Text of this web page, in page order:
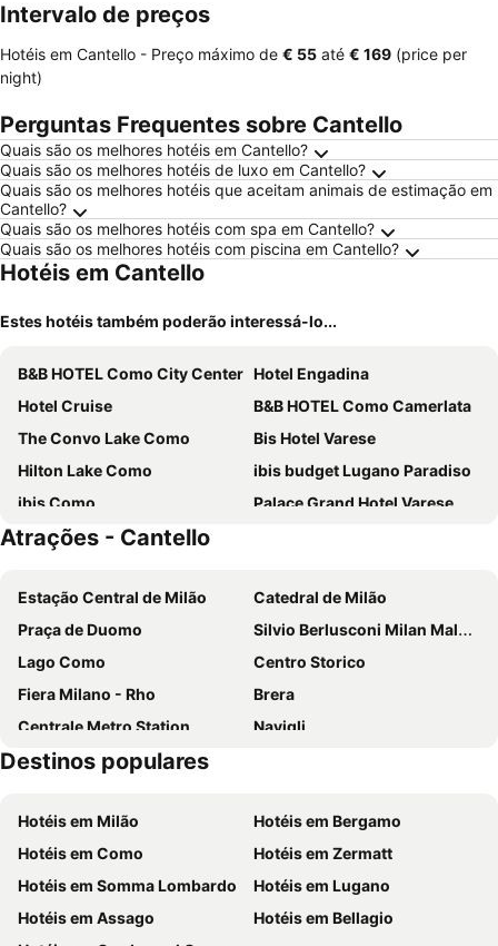
Intervalo de preços
Hotéis em Cantello - Preço máximo de ‎€ 55 até ‎€ 169 (price per
night)
Perguntas Frequentes sobre Cantello
Quais são os melhores hotéis em Cantello?
Quais são os melhores hotéis de luxo em Cantello?
Quais são os melhores hotéis que aceitam animais de estimação em
Cantello?
Quais são os melhores hotéis com spa em Cantello?
Quais são os melhores hotéis com piscina em Cantello?
Hotéis em Cantello
Estes hotéis também poderão interessá-lo...
B&B HOTEL Como City Center Hotel Engadina
Hotel Cruise
B&B HOTEL Como Camerlata
The Convo Lake Como
Bis Hotel Varese
Hilton Lake Como
ibis budget Lugano Paradiso
ibis Como
Palace Grand Hotel Varese
Villa d'Este
Hotel Metropole Suisse
Hotel Rossovino Como
Sheraton Lake Como Hotel
Albergo Firenze
Hotel Delle Fiere
Albergo Ristorante La Palma
Hotel Campione
Park Hotel Meublé
Hotel Como
Just Hotel Lomazzo Fiera
Park Hotel Principe
Hotel Il Canneto
Hotel La Peonía
Hotel Borgovico
Mandarin Oriental, Lago di Como
Hotel Villa Flori
Nuvole Garden Hotel
Grand Hotel Campione
Stay Hotel
Atrações - Cantello
Estação Central de Milão
Catedral de Milão
Praça de Duomo
Silvio Berlusconi Milan Malpensa Airport
Lago Como
Centro Storico
Fiera Milano - Rho
Brera
Centrale Metro Station
Navigli
San Siro
San Siro Stadio Metro Station
Teatro alla Scala
Cadorna – Triennale Metro Station
Porta Romana
Porta Garibaldi
Porta Venezia
Varese Centro Storico
Premiata gnoccheria e risotteria
Destinos populares
Hotéis em Milão
Hotéis em Bergamo
Hotéis em Como
Hotéis em Zermatt
Hotéis em Somma Lombardo
Hotéis em Lugano
Hotéis em Assago
Hotéis em Bellagio